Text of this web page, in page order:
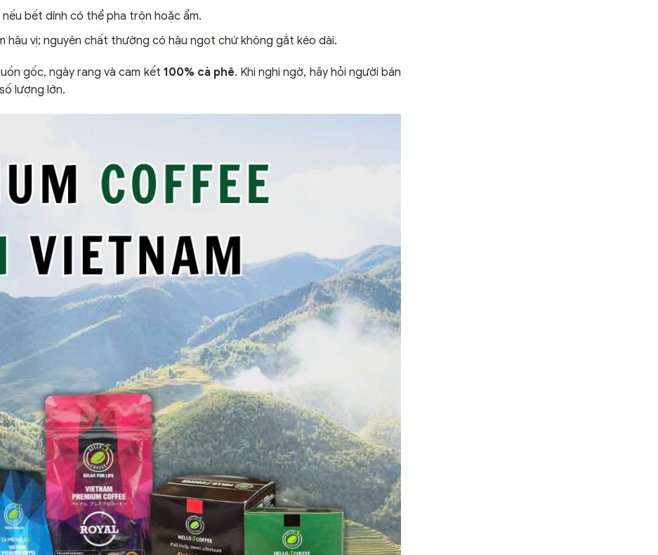
bết dính có thể pha trộn hoặc ẩm.
hậu vị; nguyên chất thường có hậu ngọt chứ không gắt kéo dài.
gốc, ngày rang và cam kết 100% cà phê. Khi nghi ngờ, hãy hỏi người bán
lượng lớn.